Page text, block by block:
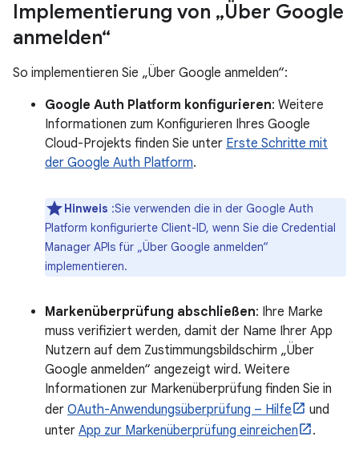
Implementierung von „Über Google
anmelden“
So implementieren Sie „Über Google anmelden“:
Google Auth Platform konfigurieren: Weitere
Informationen zum Konfigurieren Ihres Google
Cloud-Projekts finden Sie unter Erste Schritte mit
der Google Auth Platform.
Hinweis :Sie verwenden die in der Google Auth
Platform konfigurierte Client-ID, wenn Sie die Credential
Manager APIs für „Über Google anmelden“
implementieren.
Markenüberprüfung abschließen: Ihre Marke
muss verifiziert werden, damit der Name Ihrer App
Nutzern auf dem Zustimmungsbildschirm „Über
Google anmelden“ angezeigt wird. Weitere
Informationen zur Markenüberprüfung finden Sie in
der OAuth-Anwendungsüberprüfung – Hilfe
und
unter App zur Markenüberprüfung einreichen .